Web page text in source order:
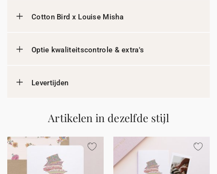
Cotton Bird x Louise Misha
Optie kwaliteitscontrole & extra's
Levertijden
Artikelen in dezelfde stijl